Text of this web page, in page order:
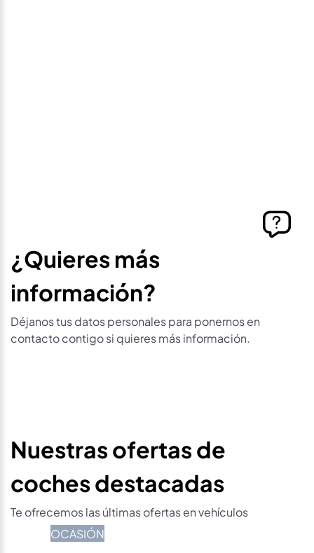
¿Quieres más
información?
Déjanos tus datos personales para ponernos en
contacto contigo si quieres más información.
Nuestras ofertas de
coches destacadas
Te ofrecemos las últimas ofertas en vehículos
OCASIÓN